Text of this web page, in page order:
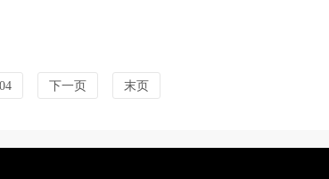
下一页 末页